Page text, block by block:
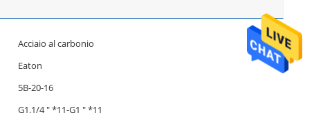
Acciaio al carbonio
Eaton
5B-20-16
G1.1/4 " *11-G1 " *11